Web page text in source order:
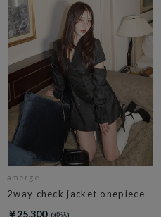
amerge.
2way check jacket onepiece
￥25,300